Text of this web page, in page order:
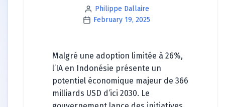
Philippe Dallaire
February 19, 2025
Malgré une adoption limitée à 26%,
l’IA en Indonésie présente un
potentiel économique majeur de 366
milliards USD d’ici 2030. Le